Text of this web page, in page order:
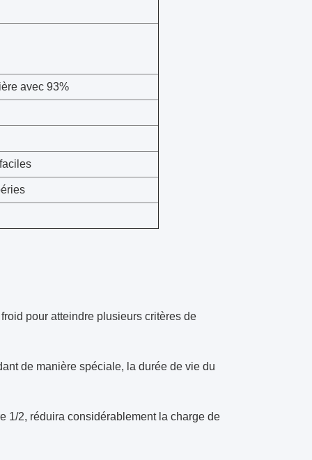
avec 93%
pour atteindre plusieurs critères de
de manière spéciale, la durée de vie du
1/2, réduira considérablement la charge de